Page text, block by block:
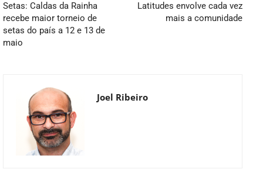
Setas: Caldas da Rainha
recebe maior torneio de
setas do país a 12 e 13 de
maio
Latitudes envolve cada vez
mais a comunidade
Joel Ribeiro